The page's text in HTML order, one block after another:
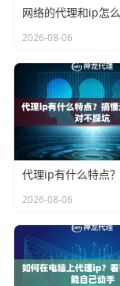
2026-08-06
2026-08-06